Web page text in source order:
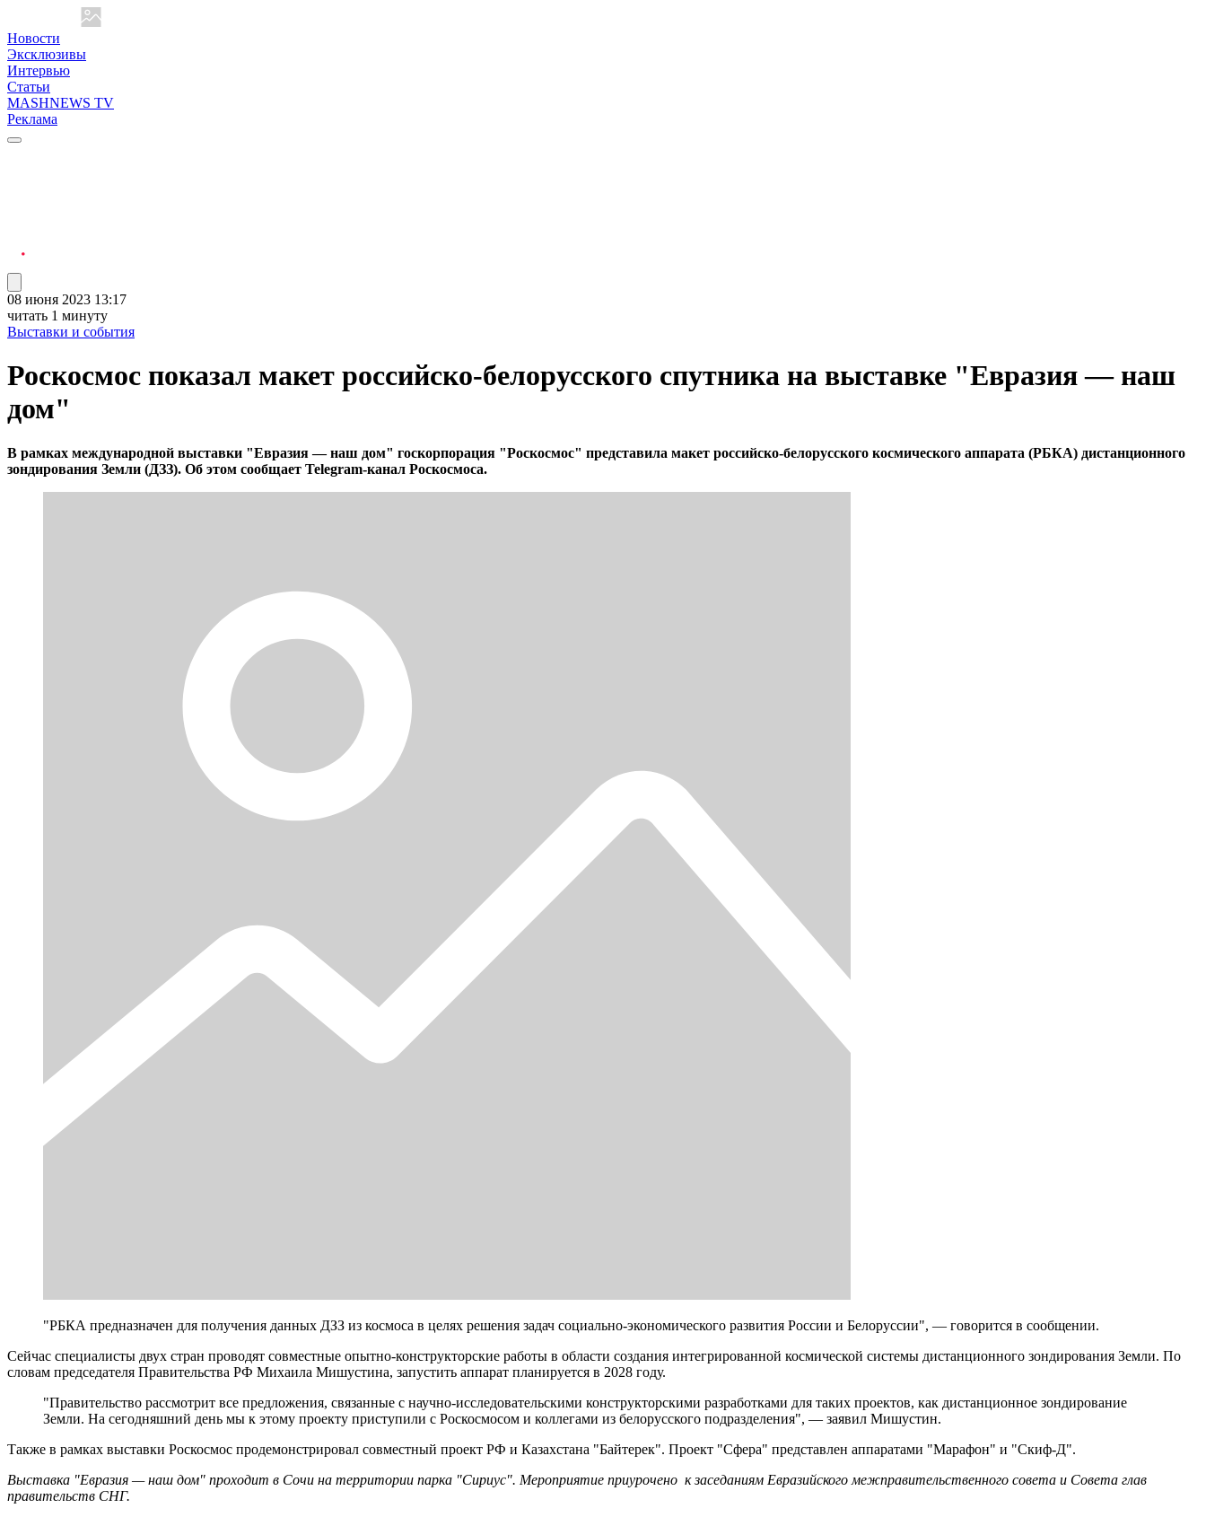
Новости
Эксклюзивы
Интервью
Статьи
MASHNEWS TV
Реклама
08 июня 2023 13:17
читать 1 минуту
Выставки и события
Роскосмос показал макет российско-белорусского спутника на выставке "Евразия — наш
дом"
В рамках международной выставки "Евразия — наш дом" госкорпорация "Роскосмос" представила макет российско-белорусского космического аппарата (РБКА) дистанционного
зондирования Земли (ДЗЗ). Об этом сообщает Telegram-канал Роскосмоса.
"РБКА предназначен для получения данных ДЗЗ из космоса в целях решения задач социально-экономического развития России и Белоруссии", — говорится в сообщении.
Сейчас специалисты двух стран проводят совместные опытно-конструкторские работы в области создания интегрированной космической системы дистанционного зондирования Земли. По
словам председателя Правительства РФ Михаила Мишустина, запустить аппарат планируется в 2028 году.
"Правительство рассмотрит все предложения, связанные с научно-исследовательскими конструкторскими разработками для таких проектов, как дистанционное зондирование
Земли. На сегодняшний день мы к этому проекту приступили с Роскосмосом и коллегами из белорусского подразделения", — заявил Мишустин.
Также в рамках выставки Роскосмос продемонстрировал совместный проект РФ и Казахстана "Байтерек". Проект "Сфера" представлен аппаратами "Марафон" и "Скиф-Д".
Выставка "Евразия — наш дом" проходит в Сочи на территории парка "Сириус". Мероприятие приурочено к заседаниям Евразийского межправительственного совета и Совета глав
правительств СНГ.